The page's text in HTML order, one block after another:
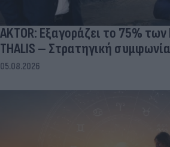
AKTOR: Εξαγοράζει το 75%
THALIS – Στρατηγική
05.08.2026